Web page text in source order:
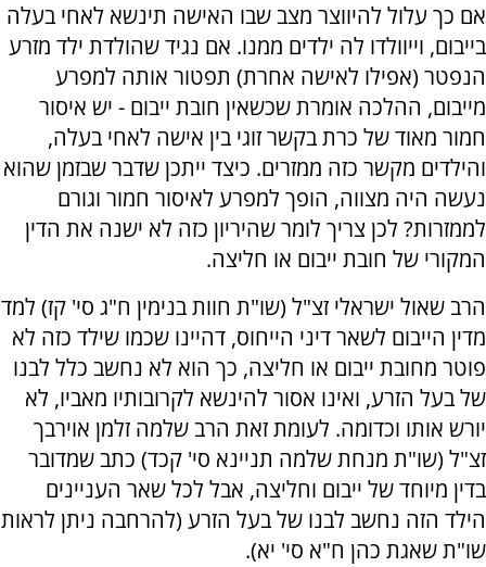
אם כך עלול להיווצר מצב שבו האישה תינשא לאחי בעלה
בייבום, וייוולדו לה ילדים ממנו. אם נגיד שהולדת ילד מזרע
הנפטר (אפילו לאישה אחרת) תפטור אותה למפרע
מייבום, ההלכה אומרת שכשאין חובת ייבום - יש איסור
חמור מאוד של כרת בקשר זוגי בין אישה לאחי בעלה,
והילדים מקשר כזה ממזרים. כיצד ייתכן שדבר שבזמן שהוא
נעשה היה מצווה, הופך למפרע לאיסור חמור וגורם
לממזרות? לכן צריך לומר שהיריון כזה לא ישנה את הדין
המקורי של חובת ייבום או חליצה.
הרב שאול ישראלי זצ"ל (שו"ת חוות בנימין ח"ג סי' קז) למד
מדין הייבום לשאר דיני הייחוס, דהיינו שכמו שילד כזה לא
פוטר מחובת ייבום או חליצה, כך הוא לא נחשב כלל לבנו
של בעל הזרע, ואינו אסור להינשא לקרובותיו מאביו, לא
יורש אותו וכדומה. לעומת זאת הרב שלמה זלמן אוירבך
זצ"ל (שו"ת מנחת שלמה תניינא סי' קכד) כתב שמדובר
בדין מיוחד של ייבום וחליצה, אבל לכל שאר העניינים
הילד הזה נחשב לבנו של בעל הזרע (להרחבה ניתן לראות
שו"ת שאגת כהן ח"א סי' יא).